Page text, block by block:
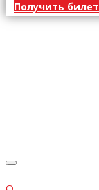
Получить билет